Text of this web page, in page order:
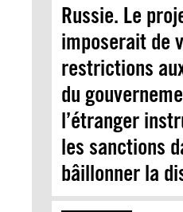
Russie. Le
imposerait de
restrictions
du
l’étranger
les sanctions
bâillonner la